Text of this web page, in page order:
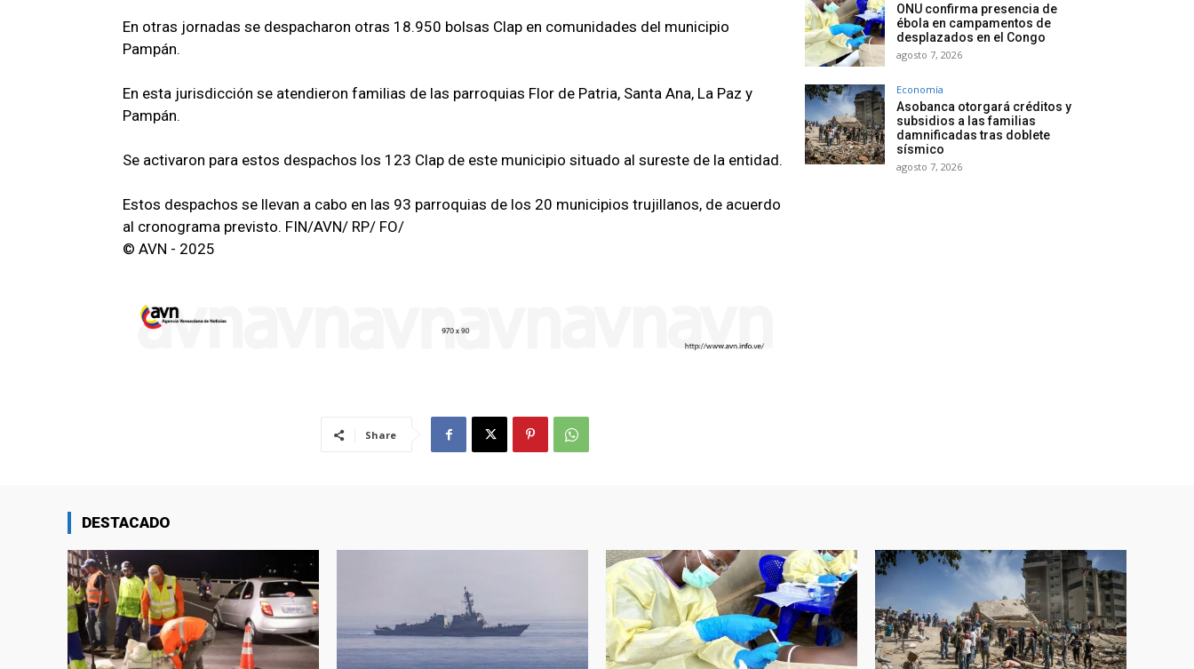
En otras jornadas se despacharon otras 18.950 bolsas Clap en comunidades del municipio
Pampán.
En esta jurisdicción se atendieron familias de las parroquias Flor de Patria, Santa Ana, La Paz y
Pampán.
Se activaron para estos despachos los 123 Clap de este municipio situado al sureste de la entidad.
Estos despachos se llevan a cabo en las 93 parroquias de los 20 municipios trujillanos, de acuerdo
al cronograma previsto. FIN/AVN/ RP/ FO/
© AVN - 2025
Share
ONU confirma presencia de
ébola en campamentos de
desplazados en el Congo
agosto 7, 2026
Economía
Asobanca otorgará créditos y
subsidios a las familias
damnificadas tras doblete
sísmico
agosto 7, 2026
DESTACADO